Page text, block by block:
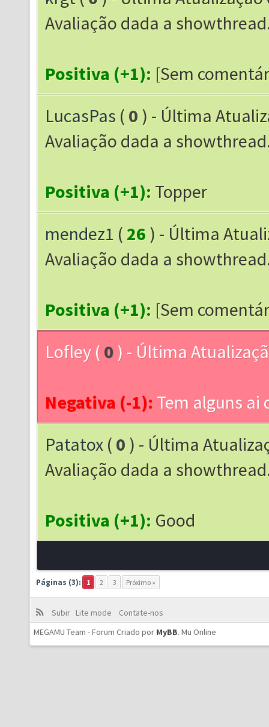
Avaliação dada a
Positiva (+1): [Sem
LucasPas ( 0 ) - Última
Avaliação dada a
Positiva (+1): Topper
mendez1 ( 26 ) - Última
Avaliação dada a
Positiva (+1): [Sem
Lofley (0 ) - Última
Negativa (-1): Tem alguns ai
Patatox ( 0 ) - Última
Avaliação dada a
Positiva (+1): Good
Páginas (3): 1 2 3 Próximo »
Subir Lite mode
Contate-nos
MEGAMU Team - Forum Criado por MyBB. Mu Online